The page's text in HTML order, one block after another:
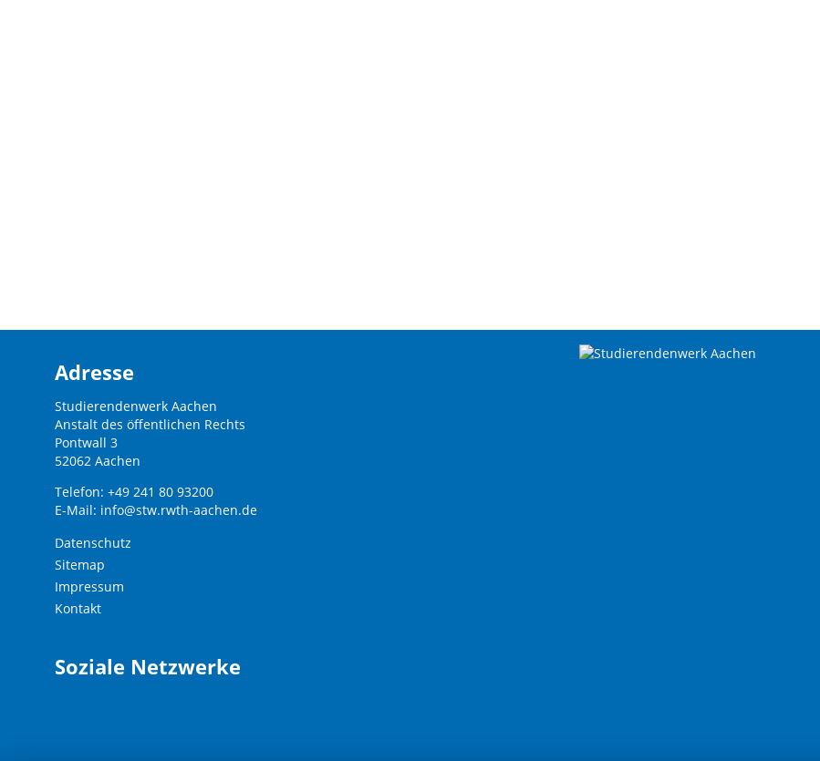
Adresse
Studierendenwerk Aachen
Anstalt des öffentlichen Rechts
Pontwall 3
52062 Aachen
Telefon: +49 241 80 93200
E-Mail: info@stw.rwth-aachen.de
Datenschutz
Sitemap
Impressum
Kontakt
Soziale Netzwerke